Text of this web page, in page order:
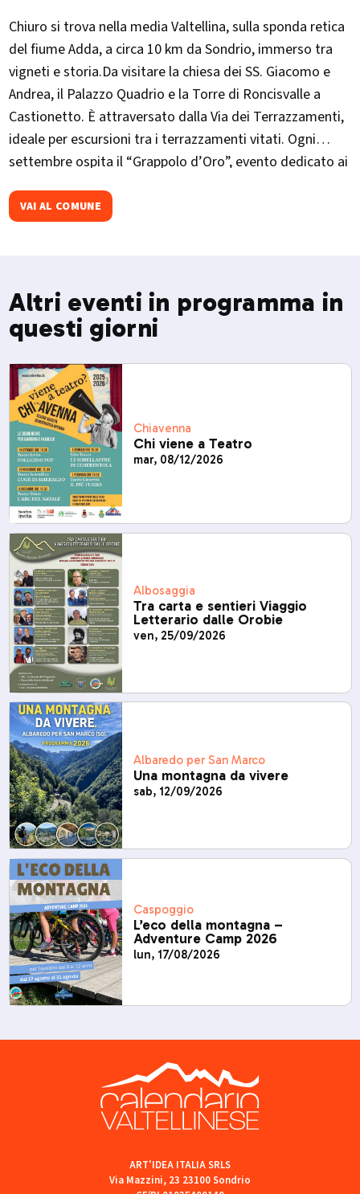
Chiuro si trova nella media Valtellina, sulla sponda retica
del fiume Adda, a circa 10 km da Sondrio, immerso tra
vigneti e storia.Da visitare la chiesa dei SS. Giacomo e
Andrea, il Palazzo Quadrio e la Torre di Roncisvalle a
Castionetto. È attraversato dalla Via dei Terrazzamenti,
ideale per escursioni tra i terrazzamenti vitati. Ogni
settembre ospita il “Grappolo d’Oro”, evento dedicato ai
VAI AL COMUNE
Altri eventi in programma in
questi giorni
Chiavenna
Chi viene a Teatro
mar, 08/12/2026
Albosaggia
Tra carta e sentieri Viaggio
Letterario dalle Orobie
ven, 25/09/2026
Albaredo per San Marco
Una montagna da vivere
sab, 12/09/2026
Caspoggio
L’eco della montagna –
Adventure Camp 2026
lun, 17/08/2026
ART'IDEA ITALIA SRLS
Via Mazzini, 23 23100 Sondrio